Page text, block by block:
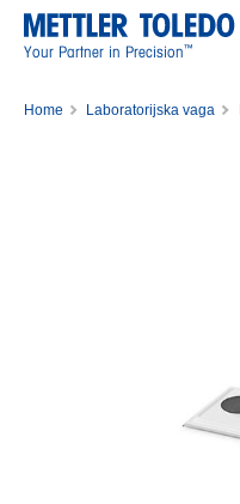
Your Partner in Precision™
Home Laboratorijska vaga